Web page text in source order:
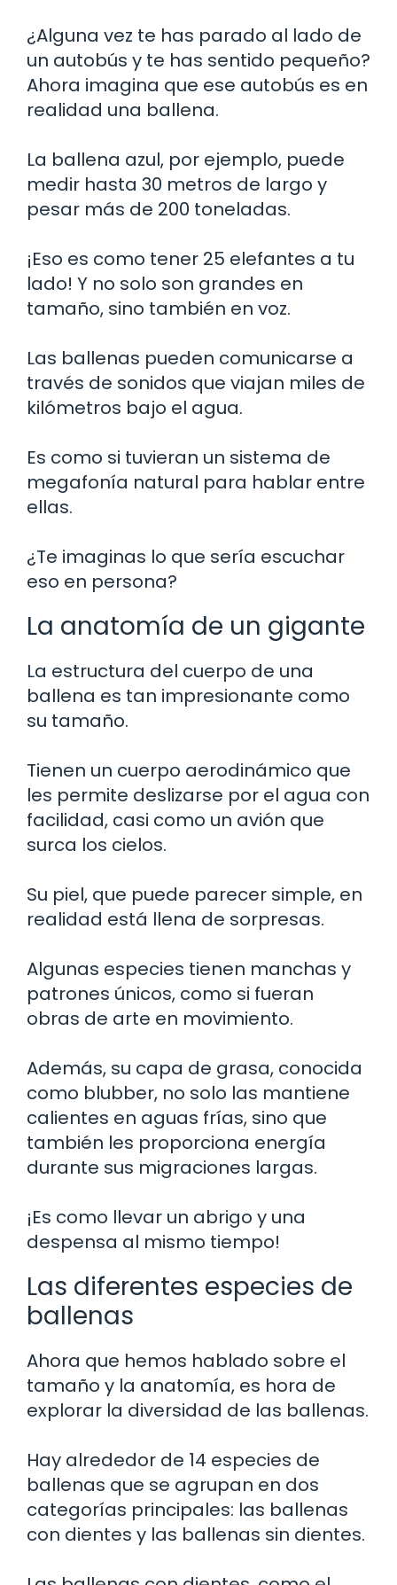
¿Alguna vez te has parado al lado de
un autobús y te has sentido pequeño?
Ahora imagina que ese autobús es en
realidad una ballena.
La ballena azul, por ejemplo, puede
medir hasta 30 metros de largo y
pesar más de 200 toneladas.
¡Eso es como tener 25 elefantes a tu
lado! Y no solo son grandes en
tamaño, sino también en voz.
Las ballenas pueden comunicarse a
través de sonidos que viajan miles de
kilómetros bajo el agua.
Es como si tuvieran un sistema de
megafonía natural para hablar entre
ellas.
¿Te imaginas lo que sería escuchar
eso en persona?
La anatomía de un gigante
La estructura del cuerpo de una
ballena es tan impresionante como
su tamaño.
Tienen un cuerpo aerodinámico que
les permite deslizarse por el agua con
facilidad, casi como un avión que
surca los cielos.
Su piel, que puede parecer simple, en
realidad está llena de sorpresas.
Algunas especies tienen manchas y
patrones únicos, como si fueran
obras de arte en movimiento.
Además, su capa de grasa, conocida
como blubber, no solo las mantiene
calientes en aguas frías, sino que
también les proporciona energía
durante sus migraciones largas.
¡Es como llevar un abrigo y una
despensa al mismo tiempo!
Las diferentes especies de
ballenas
Ahora que hemos hablado sobre el
tamaño y la anatomía, es hora de
explorar la diversidad de las ballenas.
Hay alrededor de 14 especies de
ballenas que se agrupan en dos
categorías principales: las ballenas
con dientes y las ballenas sin dientes.